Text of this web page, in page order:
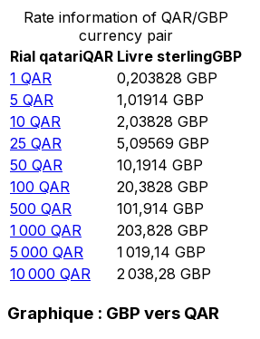
Rate information of QAR/GBP
currency pair
Rial qatariQAR Livre sterlingGBP
1 QAR 0,203828 GBP
5 QAR 1,01914 GBP
10 QAR 2,03828 GBP
25 QAR 5,09569 GBP
50 QAR 10,1914 GBP
100 QAR 20,3828 GBP
500 QAR 101,914 GBP
1 000 QAR 203,828 GBP
5 000 QAR 1 019,14 GBP
10 000 QAR 2 038,28 GBP
Graphique : GBP vers QAR